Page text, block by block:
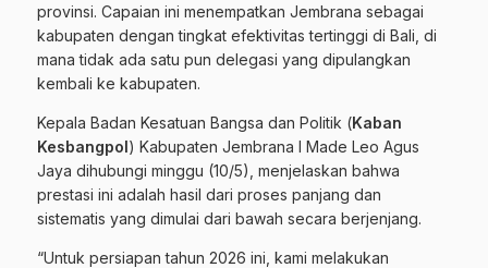
provinsi. Capaian ini menempatkan Jembrana sebagai
kabupaten dengan tingkat efektivitas tertinggi di Bali, di
mana tidak ada satu pun delegasi yang dipulangkan
kembali ke kabupaten.
Kepala Badan Kesatuan Bangsa dan Politik (Kaban
Kesbangpol) Kabupaten Jembrana I Made Leo Agus
Jaya dihubungi minggu (10/5), menjelaskan bahwa
prestasi ini adalah hasil dari proses panjang dan
sistematis yang dimulai dari bawah secara berjenjang.
“Untuk persiapan tahun 2026 ini, kami melakukan